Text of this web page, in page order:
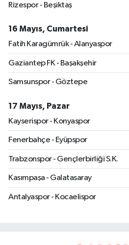
Rizespor - Beşiktaş
16 Mayıs, Cumartesi
Fatih Karagümrük - Alanyaspor
Gaziantep FK - Başakşehir
Samsunspor - Göztepe
17 Mayıs, Pazar
Kayserispor - Konyaspor
Fenerbahçe - Eyüpspor
Trabzonspor - Gençlerbirliği S.K.
Kasımpaşa - Galatasaray
Antalyaspor - Kocaelispor